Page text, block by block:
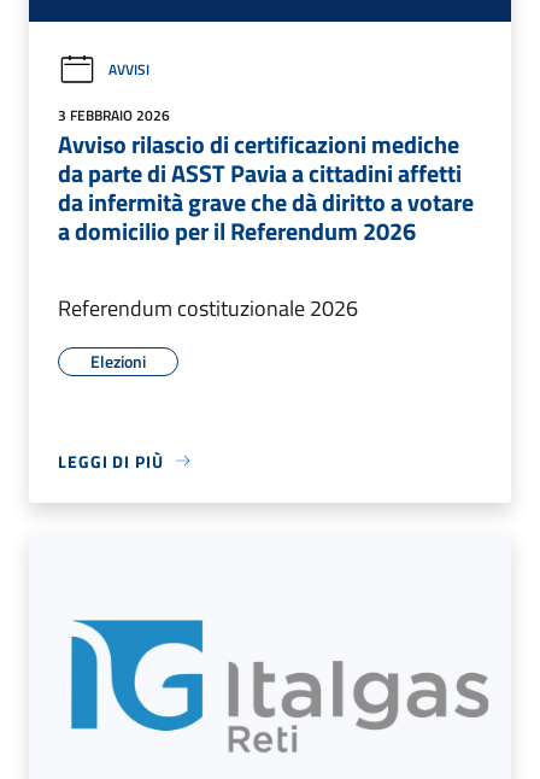
AVVISI
3 FEBBRAIO 2026
Avviso rilascio di certificazioni mediche
da parte di ASST Pavia a cittadini affetti
da infermità grave che dà diritto a votare
a domicilio per il Referendum 2026
Referendum costituzionale 2026
Elezioni
LEGGI DI PIÙ